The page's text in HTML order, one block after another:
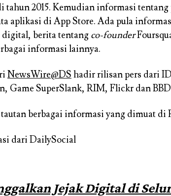
tahun 2015. Kemudian informasi
aplikasi di App Store. Ada pula
berita tentang co-founder
informasi lainnya.
NewsWire@DS hadir rilisan pers dari
Game SuperSlank, RIM, Flickr dan
berbagai informasi yang dimuat
dari DailySocial
Jejak Digital di